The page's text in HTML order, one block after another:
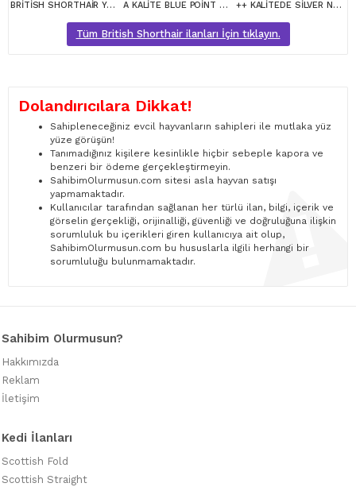
BRİTİSH SHORTHAİR YAVRUMUZ A KALİTE BLUE POİNT BRİTİSH SHORTHAİR ++ KALİTEDE SİLVER NS24 BRİTİSH SHORTHAİR
Tüm British Shorthair ilanları İçin tıklayın.
Dolandırıcılara Dikkat!
Sahipleneceğiniz evcil hayvanların sahipleri ile mutlaka yüz
yüze görüşün!
Tanımadığınız kişilere kesinlikle hiçbir sebeple kapora ve
benzeri bir ödeme gerçekleştirmeyin.
SahibimOlurmusun.com sitesi asla hayvan satışı
yapmamaktadır.
Kullanıcılar tarafından sağlanan her türlü ilan, bilgi, içerik ve
görselin gerçekliği, orijinalliği, güvenliği ve doğruluğuna ilişkin
sorumluluk bu içerikleri giren kullanıcıya ait olup,
SahibimOlurmusun.com bu hususlarla ilgili herhangi bir
sorumluluğu bulunmamaktadır.
Sahibim Olurmusun?
Hakkımızda
Reklam
İletişim
Kedi İlanları
Scottish Fold
Scottish Straight